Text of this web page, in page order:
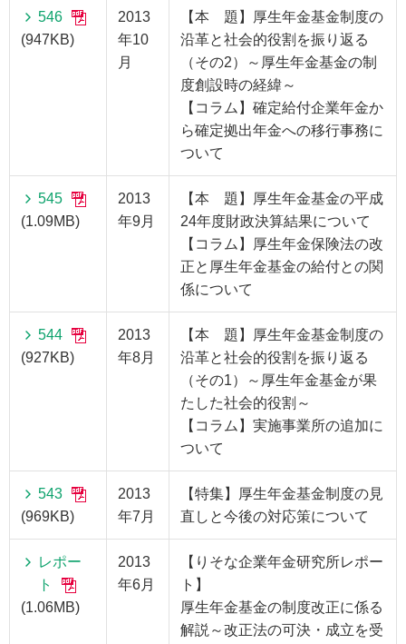
546
(947KB)
2013
年10
月
【本 題】厚生年金基金制度の
沿革と社会的役割を振り返る
（その2）～厚生年金基金の制
度創設時の経緯～
【コラム】確定給付企業年金か
ら確定拠出年金への移行事務に
ついて
545
(1.09MB)
2013
年9月
【本 題】厚生年金基金の平成
24年度財政決算結果について
【コラム】厚生年金保険法の改
正と厚生年金基金の給付との関
係について
544
(927KB)
2013
年8月
【本 題】厚生年金基金制度の
沿革と社会的役割を振り返る
（その1）～厚生年金基金が果
たした社会的役割～
【コラム】実施事業所の追加に
ついて
543
(969KB)
2013
年7月
【特集】厚生年金基金制度の見
直しと今後の対応策について
レポー
ト
(1.06MB)
2013
年6月
【りそな企業年金研究所レポー
ト】
厚生年金基金の制度改正に係る
解説～改正法の可決・成立を受